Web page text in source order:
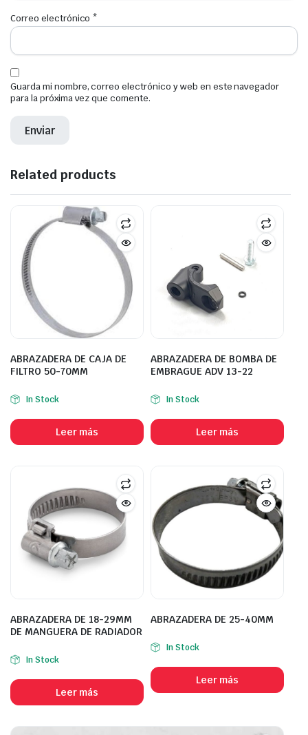
Correo electrónico *
Guarda mi nombre, correo electrónico y web en este navegador
para la próxima vez que comente.
Related products
ABRAZADERA DE CAJA DE
FILTRO 50-70MM
In Stock
Leer más
ABRAZADERA DE BOMBA DE
EMBRAGUE ADV 13-22
In Stock
Leer más
ABRAZADERA DE 18-29MM
DE MANGUERA DE RADIADOR
In Stock
Leer más
ABRAZADERA DE 25-40MM
In Stock
Leer más